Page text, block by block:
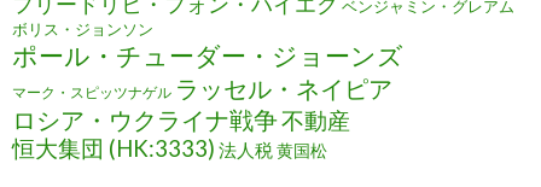
ベンジャミン・グレアム
ボリス・ジョンソン
ポール・チューダー・ジョーンズ
マーク・スピッツナゲル ラッセル・ネイピア
ロシア・ウクライナ戦争不動産
恒大集団 (HK:3333) 法人税黄国松